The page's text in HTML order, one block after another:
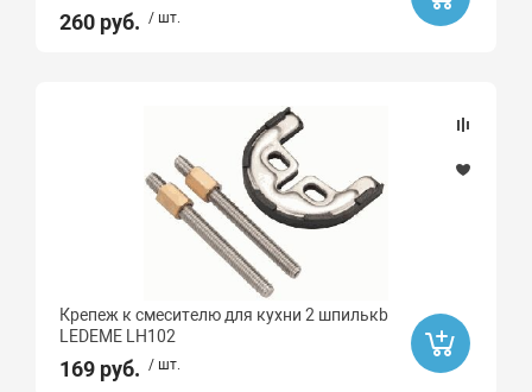
260 руб. / шт.
Крепеж к смесителю для кухни 2 шпилькb
LEDEME LH102
169 руб. / шт.